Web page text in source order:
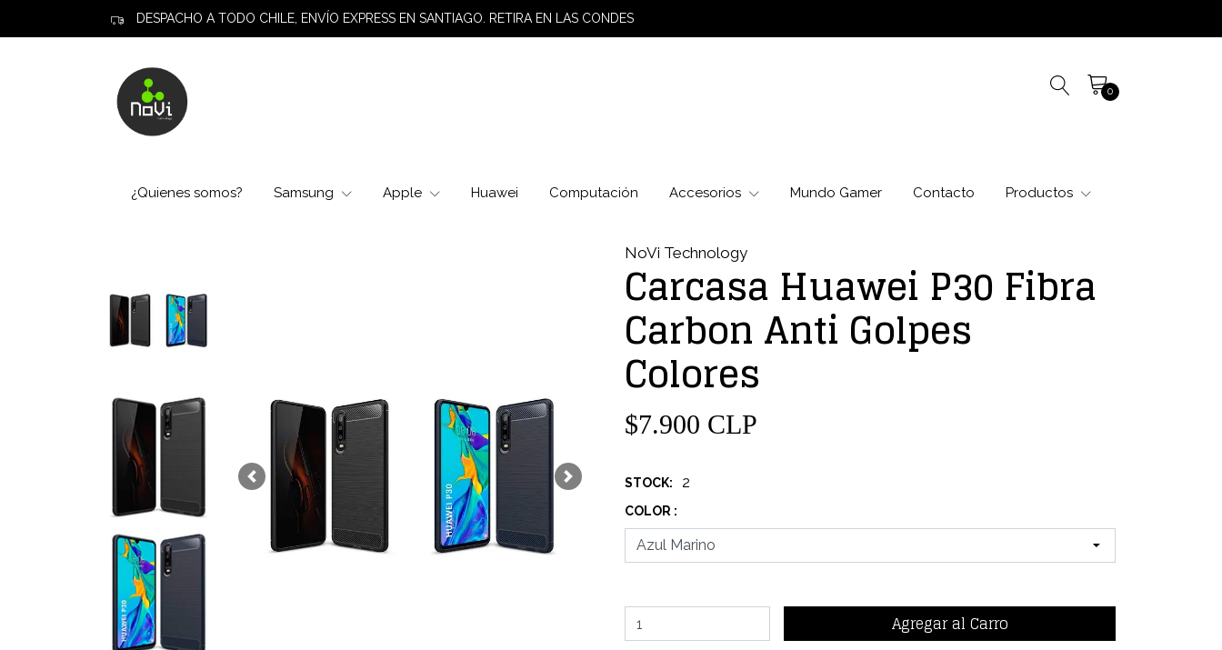
DESPACHO A TODO CHILE, ENVÍO EXPRESS EN SANTIAGO. RETIRA EN LAS CONDES
0
¿Quienes somos? Samsung Apple Huawei Computación Accesorios Mundo Gamer Contacto Productos
Previous Next
NoVi Technology
Carcasa Huawei P30 Fibra
Carbon Anti Golpes
Colores
$7.900 CLP
STOCK: 2
COLOR :